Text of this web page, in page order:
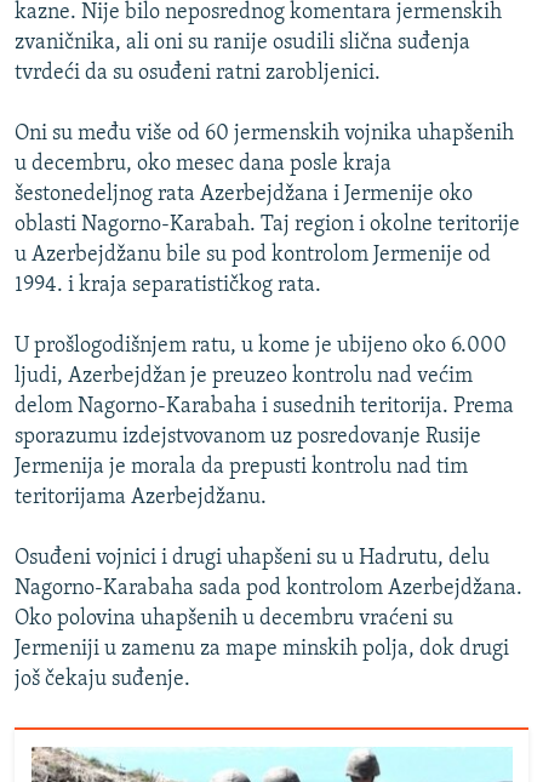
SVE KARTE DEJTONA
NASTANAK I RASPAD JUGOSLAVIJE
kazne. Nije bilo neposrednog komentara jermenskih
zvaničnika, ali oni su ranije osudili slična suđenja
tvrdeći da su osuđeni ratni zarobljenici.
Oni su među više od 60 jermenskih vojnika uhapšenih
u decembru, oko mesec dana posle kraja
šestonedeljnog rata Azerbejdžana i Jermenije oko
oblasti Nagorno-Karabah. Taj region i okolne teritorije
u Azerbejdžanu bile su pod kontrolom Jermenije od
1994. i kraja separatističkog rata.
U prošlogodišnjem ratu, u kome je ubijeno oko 6.000
ljudi, Azerbejdžan je preuzeo kontrolu nad većim
delom Nagorno-Karabaha i susednih teritorija. Prema
sporazumu izdejstvovanom uz posredovanje Rusije
Jermenija je morala da prepusti kontrolu nad tim
teritorijama Azerbejdžanu.
Osuđeni vojnici i drugi uhapšeni su u Hadrutu, delu
Nagorno-Karabaha sada pod kontrolom Azerbejdžana.
Oko polovina uhapšenih u decembru vraćeni su
Jermeniji u zamenu za mape minskih polja, dok drugi
još čekaju suđenje.